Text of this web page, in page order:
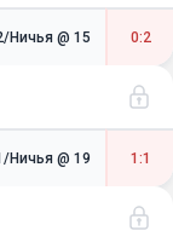
Ничья @ 15 0:2
Ничья @ 19 1:1